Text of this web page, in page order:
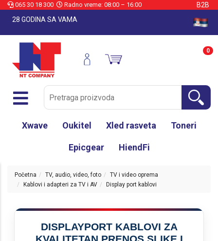
065 30 18 300 Radno vreme: 08:00 – 16:00
B2B
28 GODINA SA VAMA
Xwave Oukitel Xled rasveta Toneri
Epicgear HiendFi
0
Početna TV, audio, video, foto
TV i video oprema
Kablovi i adapteri za TV i AV
Display port kablovi
DISPLAYPORT KABLOVI ZA